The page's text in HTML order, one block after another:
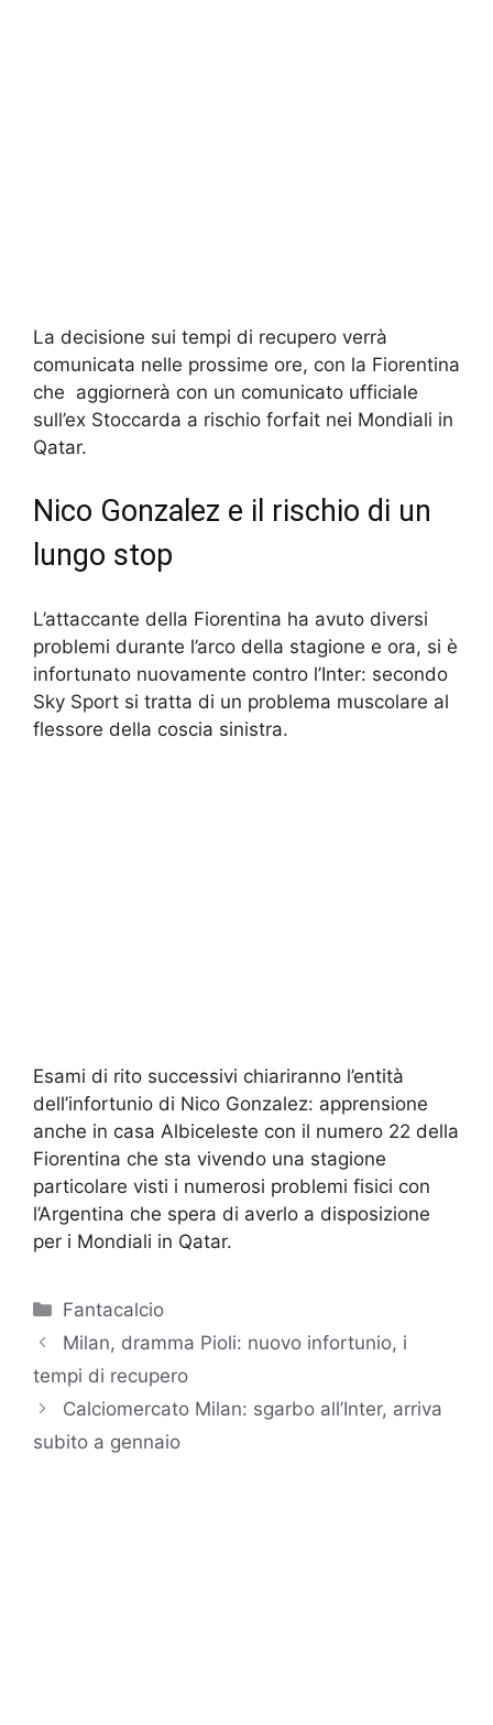
La decisione sui tempi di recupero verrà
comunicata nelle prossime ore, con la Fiorentina
che aggiornerà con un comunicato ufficiale
sull’ex Stoccarda a rischio forfait nei Mondiali in
Qatar.
Nico Gonzalez e il rischio di un
lungo stop
L’attaccante della Fiorentina ha avuto diversi
problemi durante l’arco della stagione e ora, si è
infortunato nuovamente contro l’Inter: secondo
Sky Sport si tratta di un problema muscolare al
flessore della coscia sinistra.
Esami di rito successivi chiariranno l’entità
dell’infortunio di Nico Gonzalez: apprensione
anche in casa Albiceleste con il numero 22 della
Fiorentina che sta vivendo una stagione
particolare visti i numerosi problemi fisici con
l’Argentina che spera di averlo a disposizione
per i Mondiali in Qatar.
Categorie
Fantacalcio
Milan, dramma Pioli: nuovo infortunio, i
tempi di recupero
Calciomercato Milan: sgarbo all’Inter, arriva
subito a gennaio